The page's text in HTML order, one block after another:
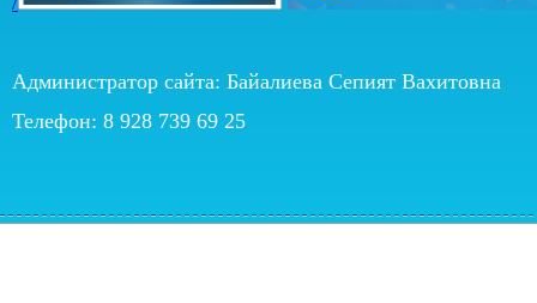
Администратор сайта: Байалиева Сепият Вахитовна
Телефон: 8 928 739 69 25